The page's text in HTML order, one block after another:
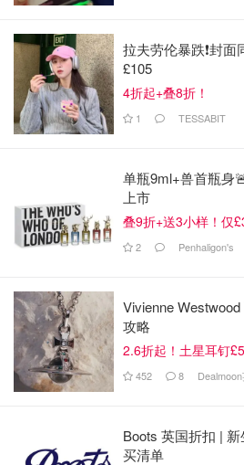
20左右，白天的话还有Happy
了吧台的位置用餐，满满的泰国风情
椰子酸辣汤 （Tom Kha）
拉夫劳伦暴跌❗️封
£105
4折起+叠8折！
1 TESSABIT
单瓶9ml+兽首瓶身
上市
叠9折+送3小样！仅
2 Penhaligon's
Vivienne
攻略
2.6折起！土星耳钉
452 8
Boots 英国折扣 |
买清单